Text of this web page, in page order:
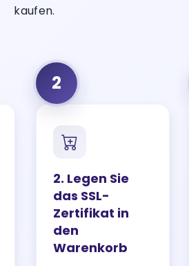
kaufen.
2
2. Legen Sie
das SSL-
Zertifikat in
den
Warenkorb